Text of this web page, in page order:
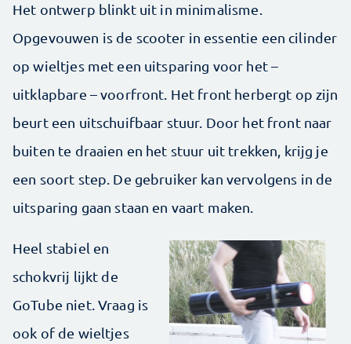
Het ontwerp blinkt uit in minimalisme.
Opgevouwen is de scooter in essentie een cilinder
op wieltjes met een uitsparing voor het –
uitklapbare – voorfront. Het front herbergt op zijn
beurt een uitschuifbaar stuur. Door het front naar
buiten te draaien en het stuur uit trekken, krijg je
een soort step. De gebruiker kan vervolgens in de
uitsparing gaan staan en vaart maken.
Heel stabiel en
schokvrij lijkt de
GoTube niet. Vraag is
ook of de wieltjes